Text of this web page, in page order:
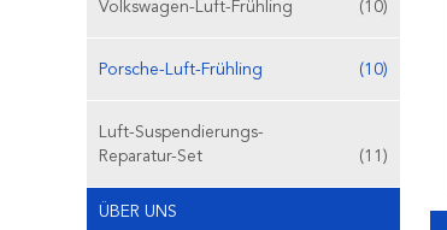
Volkswagen-Luft-Frühling (10)
Porsche-Luft-Frühling (10)
Luft-Suspendierungs-
Reparatur-Set
(11)
ÜBER UNS